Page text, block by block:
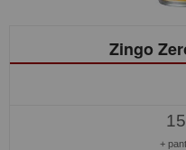
Zingo
+